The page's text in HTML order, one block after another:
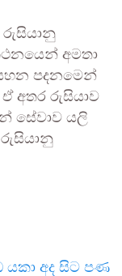
රුසියානු
අමතා
පදනමෙන්
අතර රුසියාව
සේවාව යලි
යකා අද සිට පණ